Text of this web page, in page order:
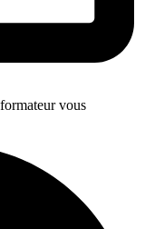
vous